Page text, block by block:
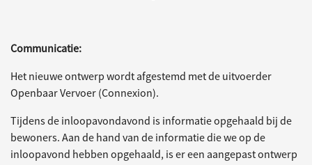
Communicatie:
Het nieuwe ontwerp wordt afgestemd met de uitvoerder
Openbaar Vervoer (Connexion).
Tijdens de inloopavondavond is informatie opgehaald bij de
bewoners. Aan de hand van de informatie die we op de
inloopavond hebben opgehaald, is er een aangepast ontwerp